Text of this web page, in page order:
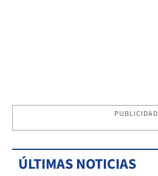
PUBLICIDAD
ÚLTIMAS NOTICIAS